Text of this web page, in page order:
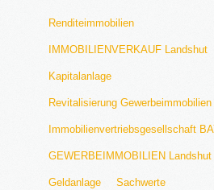
Renditeimmobilien
IMMOBILIENVERKAUF Landshut
Kapitalanlage
Revitalisierung Gewerbeimmobilien
Immobilienvertriebsgesellschaft
GEWERBEIMMOBILIEN Landshut
Geldanlage Sachwerte